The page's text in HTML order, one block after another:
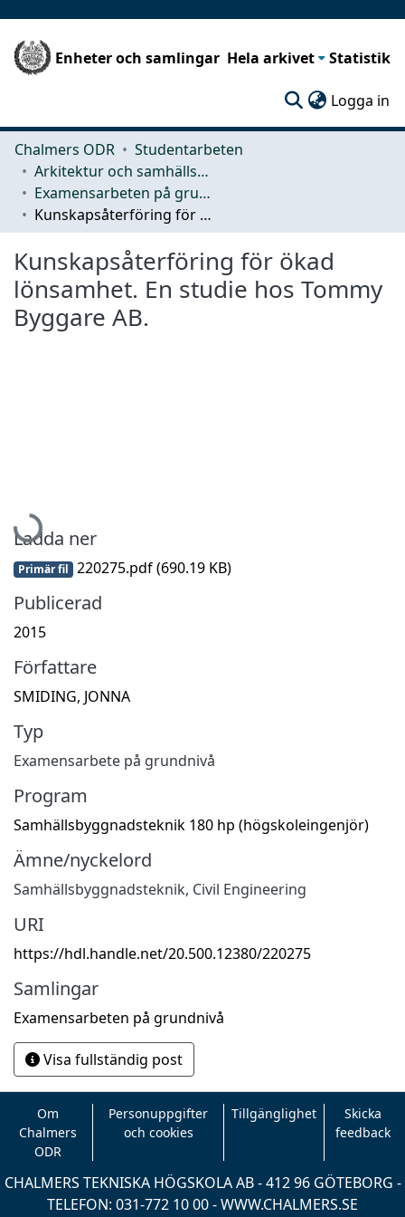
Enheter och samlingar Hela arkivet Statistik
Logga in
Chalmers ODR
Studentarbeten
Arkitektur och samhällsbyggnadsteknik (ACE)
Examensarbeten på grundnivå
Kunskapsåterföring för ökad lönsamhet. En studie hos Tommy Byggare AB.
Kunskapsåterföring för ökad
lönsamhet. En studie hos Tommy
Byggare AB.
Hämtar...
Ladda ner
Primär fil 220275.pdf(690.19 KB)
Publicerad
2015
Författare
SMIDING, JONNA
Typ
Examensarbete på grundnivå
Program
Samhällsbyggnadsteknik 180 hp (högskoleingenjör)
Ämne/nyckelord
Samhällsbyggnadsteknik, Civil Engineering
URI
https://hdl.handle.net/20.500.12380/220275
Samlingar
Examensarbeten på grundnivå
Visa fullständig post
Om
Chalmers
ODR
Personuppgifter
och cookies
Tillgänglighet
Skicka
feedback
CHALMERS TEKNISKA HÖGSKOLA AB - 412 96 GÖTEBORG -
TELEFON: 031-772 10 00 -WWW.CHALMERS.SE